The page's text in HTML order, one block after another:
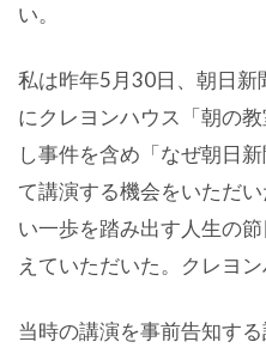
い。
私は昨年5月30日、朝日新
にクレヨンハウス「朝の
し事件を含め「なぜ朝日
て講演する機会をいただ
い一歩を踏み出す人生の
えていただいた。クレヨ
当時の講演を事前告知す